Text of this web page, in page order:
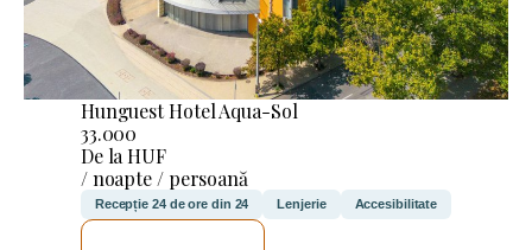
Hunguest Hotel Aqua-Sol
33.000
De la HUF
/ noapte / persoană
Recepție 24 de ore din 24 Lenjerie Accesibilitate